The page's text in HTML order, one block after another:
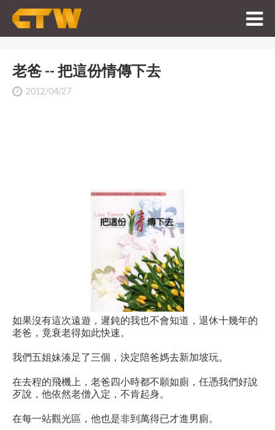
老爸 -- 把這份情傳下去
2012/04/27
如果沒有這次遠遊，遲鈍的我也不會知道，退休十幾年的
老爸，竟衰老得如此快速。
我們五姐妹湊足了三個，決定陪爸媽去新加坡玩。
在去程的飛機上，老爸四小時都不願如廁，任憑我們好說
歹說，他依然老僧入定，不肯起身。
在每一站觀光區，他也是非到萬得已才進男廁。